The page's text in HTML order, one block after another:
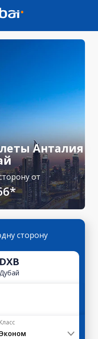
Анталия
от
сторону
DXB
Дубай
Класс
Эконом